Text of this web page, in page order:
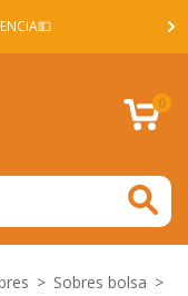
0
> Sobres bolsa >